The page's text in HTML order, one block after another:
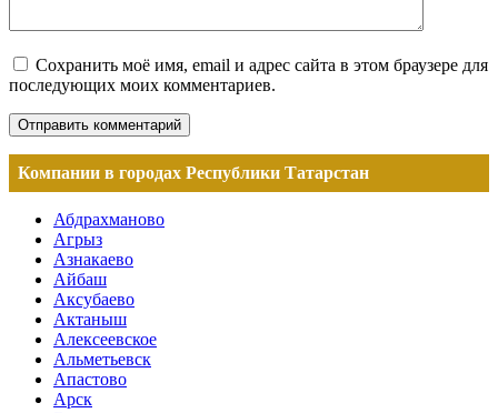
Сохранить моё имя, email и адрес сайта в этом браузере для
последующих моих комментариев.
Компании в городах Республики Татарстан
Абдрахманово
Агрыз
Азнакаево
Айбаш
Аксубаево
Актаныш
Алексеевское
Альметьевск
Апастово
Арск